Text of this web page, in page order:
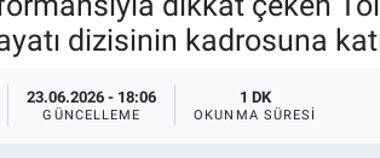
dizisinin kadrosuna
23.06.2026 - 18:06
GÜNCELLEME
1 DK
OKUNMA SÜRESI